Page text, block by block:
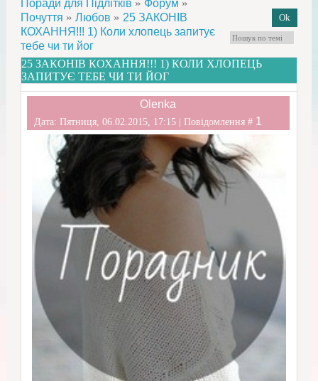
Поради для Підлітків » Форум »
Почуття » Любов » 25 ЗАКОНІВ
КОХАННЯ!!! 1) Коли хлопець запитує
тебе чи ти йог
25 ЗАКОНІВ КОХАННЯ!!! 1) КОЛИ ХЛОПЕЦЬ
ЗАПИТУЄ ТЕБЕ ЧИ ТИ ЙОГ
Olenka
Дата: Пятниця, 06.02.2015, 17:15 | Повідомлення # 1